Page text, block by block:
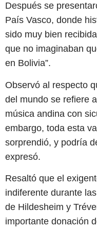
Después se
País Vasco, donde
sido muy bien
que no imaginaban
en Bolivia”.
Observó al respecto
del mundo se refiere
música andina con
embargo, toda esta
sorprendió, y podría
expresó.
Resaltó que el
indiferente durante
de Hildesheim y
importante donación